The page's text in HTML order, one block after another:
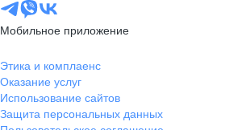
Мобильное приложение
Этика и комплаенс
Оказание услуг
Использование сайтов
Защита персональных данных